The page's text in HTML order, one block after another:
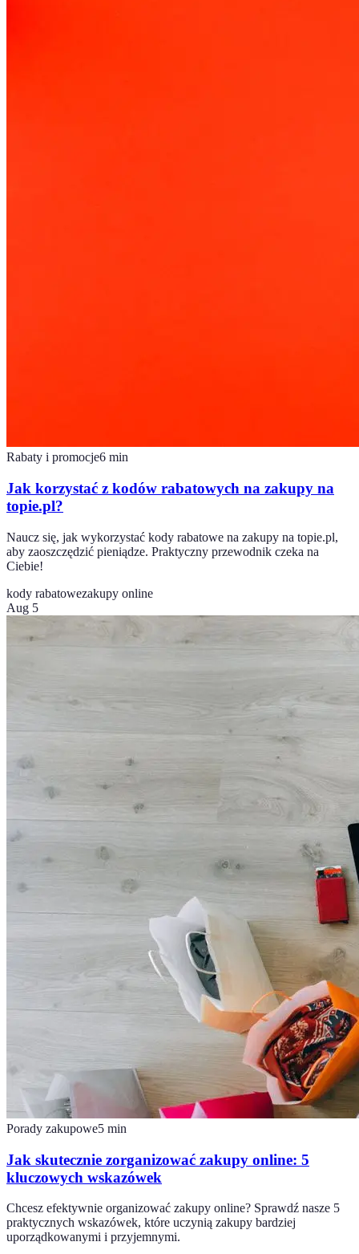
Rabaty i promocje6 min
Jak korzystać z kodów rabatowych na zakupy na
topie.pl?
Naucz się, jak wykorzystać kody rabatowe na zakupy na topie.pl,
aby zaoszczędzić pieniądze. Praktyczny przewodnik czeka na
Ciebie!
kody rabatowezakupy online
Aug 5
Porady zakupowe5 min
Jak skutecznie zorganizować zakupy online: 5
kluczowych wskazówek
Chcesz efektywnie organizować zakupy online? Sprawdź nasze 5
praktycznych wskazówek, które uczynią zakupy bardziej
uporządkowanymi i przyjemnymi.